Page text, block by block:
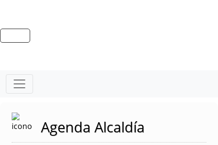
Agenda Alcaldía